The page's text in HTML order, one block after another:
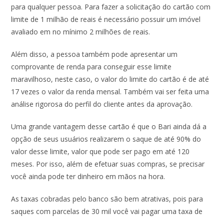
para qualquer pessoa. Para fazer a solicitação do cartão com
limite de 1 milhão de reais é necessário possuir um imóvel
avaliado em no mínimo 2 milhões de reais.
Além disso, a pessoa também pode apresentar um
comprovante de renda para conseguir esse limite
maravilhoso, neste caso, o valor do limite do cartão é de até
17 vezes o valor da renda mensal. Também vai ser feita uma
análise rigorosa do perfil do cliente antes da aprovação.
Uma grande vantagem desse cartão é que o Bari ainda dá a
opção de seus usuários realizarem o saque de até 90% do
valor desse limite, valor que pode ser pago em até 120
meses. Por isso, além de efetuar suas compras, se precisar
você ainda pode ter dinheiro em mãos na hora.
As taxas cobradas pelo banco são bem atrativas, pois para
saques com parcelas de 30 mil você vai pagar uma taxa de